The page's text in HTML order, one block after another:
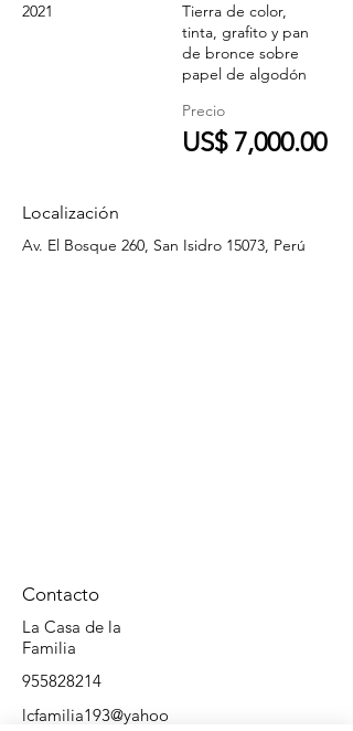
2021
Tierra de color,
tinta, grafito y pan
de bronce sobre
papel de algodón
Precio
US$ 7,000.00
Localización
Av. El Bosque 260, San Isidro 15073, Perú
Contacto
La Casa de la
Familia
955828214
lcfamilia193@yahoo